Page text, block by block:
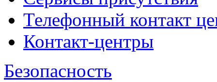
Телефонный контакт
Контакт-центры
Безопасность